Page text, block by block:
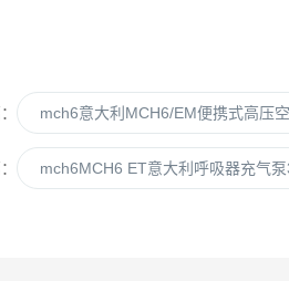
mch6意大利MCH6/EM便携式高压
mch6MCH6 ET意大利呼吸器充气